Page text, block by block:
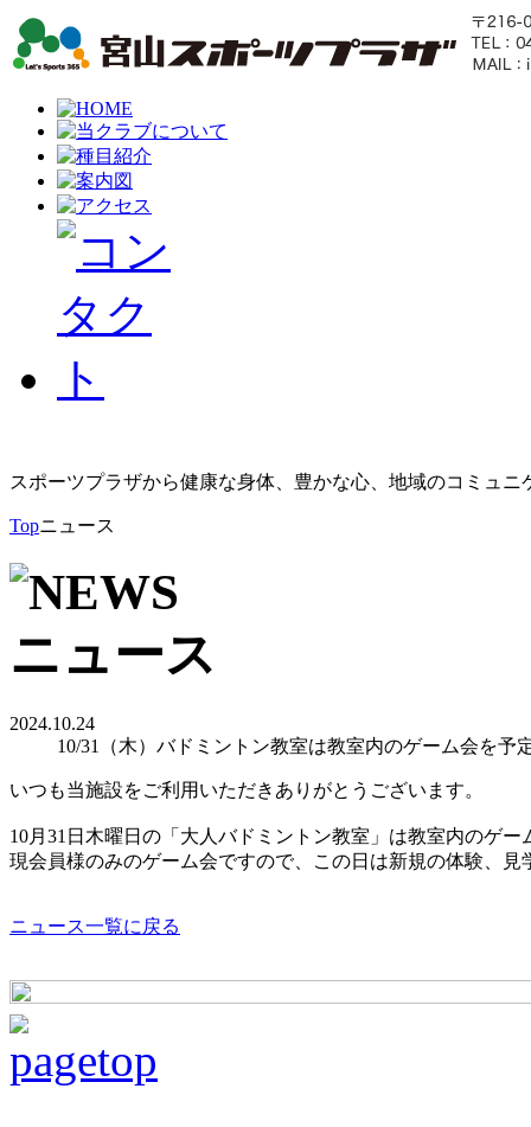
スポーツプラザから健康な身体、豊かな心、地域のコミュ
Topニュース
2024.10.24
10/31（木）バドミントン教室は教室内のゲーム会を予
いつも当施設をご利用いただきありがとうございます。
10月31日木曜日の「大人バドミントン教室」は教室内のゲー
現会員様のみのゲーム会ですので、この日は新規の体験、
ニュース一覧に戻る